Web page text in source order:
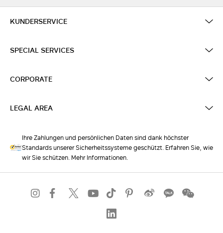
KUNDERSERVICE
SPECIAL SERVICES
CORPORATE
LEGAL AREA
Ihre Zahlungen und persönlichen Daten sind dank höchster
Standards unserer Sicherheitssysteme geschützt. Erfahren Sie, wie
wir Sie schützen. Mehr Informationen.